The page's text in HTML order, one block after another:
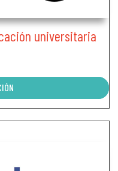
universitaria